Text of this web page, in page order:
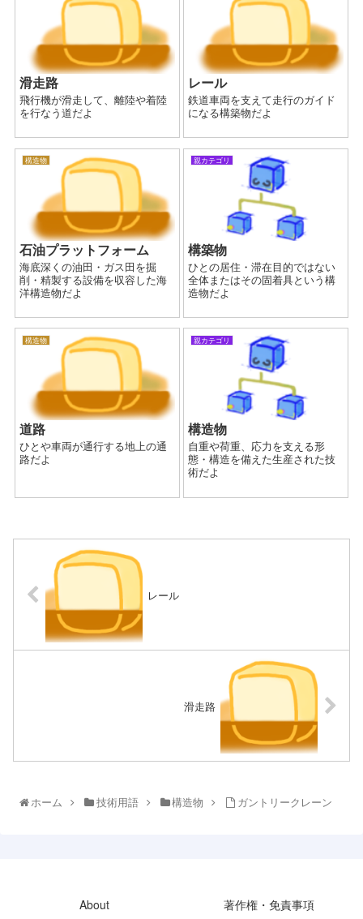
滑走路
飛行機が滑走して、離陸や着陸
を行なう道だよ
レール
鉄道車両を支えて走行のガイド
になる構築物だよ
構造物
石油プラットフォーム
海底深くの油田・ガス田を掘
削・精製する設備を収容した海
洋構造物だよ
親カテゴリ
構築物
ひとの居住・滞在目的ではない
全体またはその固着具という構
造物だよ
構造物
道路
ひとや車両が通行する地上の通
路だよ
親カテゴリ
構造物
自重や荷重、応力を支える形
態・構造を備えた生産された技
術だよ
レール
滑走路
ホーム 技術用語 構造物 ガントリークレーン
About 著作権・免責事項